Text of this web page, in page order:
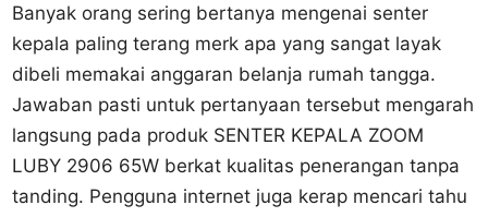
Banyak orang sering bertanya mengenai senter
kepala paling terang merk apa yang sangat layak
dibeli memakai anggaran belanja rumah tangga.
Jawaban pasti untuk pertanyaan tersebut mengarah
langsung pada produk SENTER KEPALA ZOOM
LUBY 2906 65W berkat kualitas penerangan tanpa
tanding. Pengguna internet juga kerap mencari tahu